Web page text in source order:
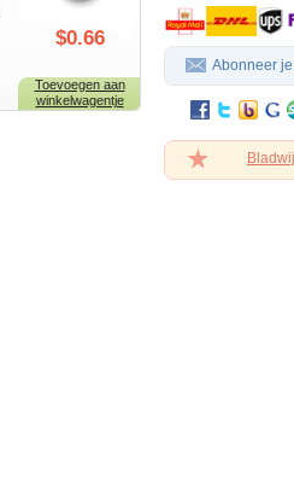
$0.66
Toevoegen aan
winkelwagentje
Abonneer